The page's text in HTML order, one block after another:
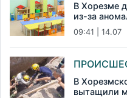
В Хорезме
из-за
09:41 | 14.07
В
вытащили